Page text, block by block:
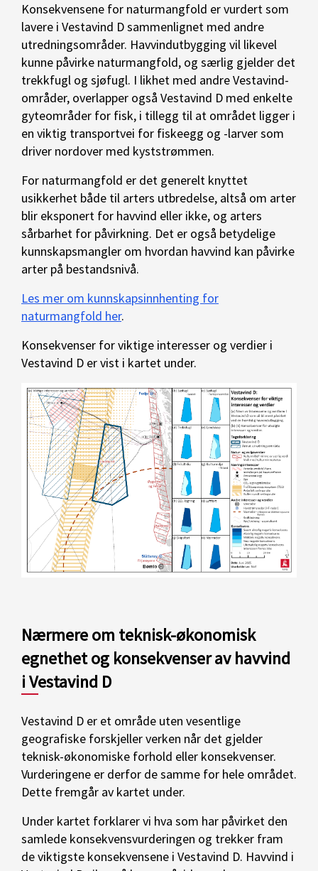
Konsekvensene for naturmangfold er vurdert som
lavere i Vestavind D sammenlignet med andre
utredningsområder. Havvindutbygging vil likevel
kunne påvirke naturmangfold, og særlig gjelder det
trekkfugl og sjøfugl. I likhet med andre Vestavind-
områder, overlapper også Vestavind D med enkelte
gyteområder for fisk, i tillegg til at området ligger i
en viktig transportvei for fiskeegg og -larver som
driver nordover med kyststrømmen.
For naturmangfold er det generelt knyttet
usikkerhet både til arters utbredelse, altså om arter
blir eksponert for havvind eller ikke, og arters
sårbarhet for påvirkning. Det er også betydelige
kunnskapsmangler om hvordan havvind kan påvirke
arter på bestandsnivå.
Les mer om kunnskapsinnhenting for
naturmangfold her.
Konsekvenser for viktige interesser og verdier i
Vestavind D er vist i kartet under.
Nærmere om teknisk-økonomisk
egnethet og konsekvenser av havvind
i Vestavind D
Vestavind D er et område uten vesentlige
geografiske forskjeller verken når det gjelder
teknisk-økonomiske forhold eller konsekvenser.
Vurderingene er derfor de samme for hele området.
Dette fremgår av kartet under.
Under kartet forklarer vi hva som har påvirket den
samlede konsekvensvurderingen og trekker fram
de viktigste konsekvensene i Vestavind D. Havvind i